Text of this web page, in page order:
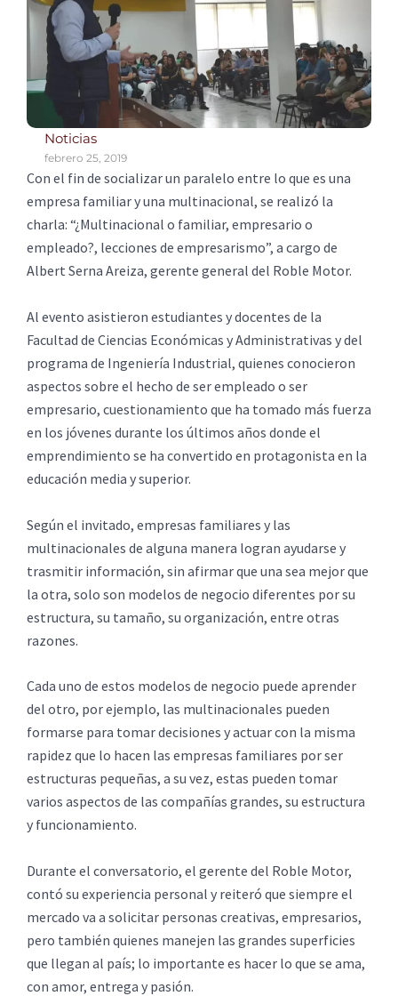
Noticias
febrero 25, 2019
Con el fin de socializar un paralelo entre lo que es una
empresa familiar y una multinacional, se realizó la
charla: “¿Multinacional o familiar, empresario o
empleado?, lecciones de empresarismo”, a cargo de
Albert Serna Areiza, gerente general del Roble Motor.
Al evento asistieron estudiantes y docentes de la
Facultad de Ciencias Económicas y Administrativas y del
programa de Ingeniería Industrial, quienes conocieron
aspectos sobre el hecho de ser empleado o ser
empresario, cuestionamiento que ha tomado más fuerza
en los jóvenes durante los últimos años donde el
emprendimiento se ha convertido en protagonista en la
educación media y superior.
Según el invitado, empresas familiares y las
multinacionales de alguna manera logran ayudarse y
trasmitir información, sin afirmar que una sea mejor que
la otra, solo son modelos de negocio diferentes por su
estructura, su tamaño, su organización, entre otras
razones.
Cada uno de estos modelos de negocio puede aprender
del otro, por ejemplo, las multinacionales pueden
formarse para tomar decisiones y actuar con la misma
rapidez que lo hacen las empresas familiares por ser
estructuras pequeñas, a su vez, estas pueden tomar
varios aspectos de las compañías grandes, su estructura
y funcionamiento.
Durante el conversatorio, el gerente del Roble Motor,
contó su experiencia personal y reiteró que siempre el
mercado va a solicitar personas creativas, empresarios,
pero también quienes manejen las grandes superficies
que llegan al país; lo importante es hacer lo que se ama,
con amor, entrega y pasión.